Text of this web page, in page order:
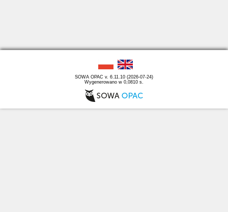
SOWA OPAC v. 6.11.10 (2026-07-24)
Wygenerowano w 0,0810 s.